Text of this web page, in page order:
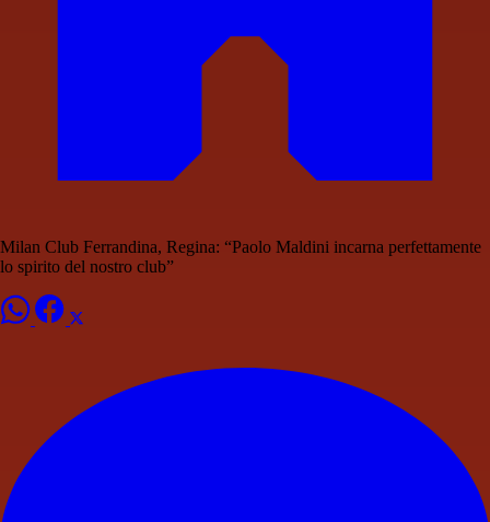
Milan Club Ferrandina, Regina: “Paolo Maldini incarna perfettamente
lo spirito del nostro club”